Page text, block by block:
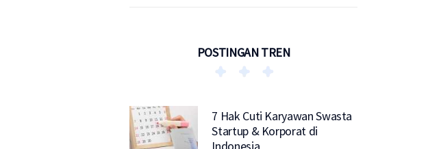
POSTINGAN TREN
7 Hak Cuti Karyawan Swasta
Startup & Korporat di
Indonesia